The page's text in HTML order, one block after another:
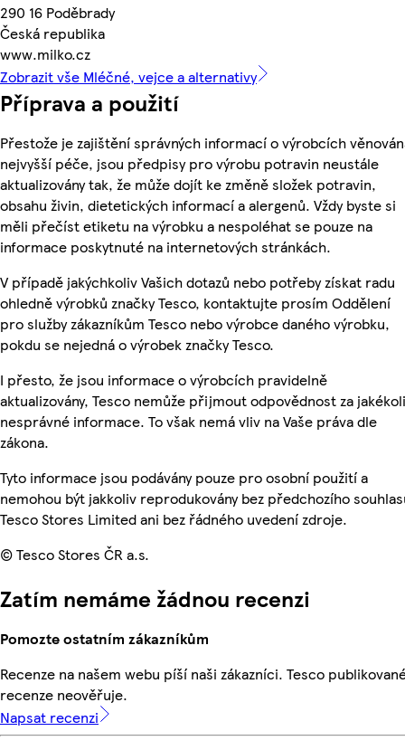
290 16 Poděbrady
Česká republika
www.milko.cz
Zobrazit vše Mléčné, vejce a alternativy
Příprava a použití
Přestože je zajištění správných informací o výrobcích
nejvyšší péče, jsou předpisy pro výrobu potravin neustále
aktualizovány tak, že může dojít ke změně složek potravin,
obsahu živin, dietetických informací a alergenů. Vždy byste si
měli přečíst etiketu na výrobku a nespoléhat se pouze na
informace poskytnuté na internetových stránkách.
V případě jakýchkoliv Vašich dotazů nebo potřeby získat radu
ohledně výrobků značky Tesco, kontaktujte prosím Oddělení
pro služby zákazníkům Tesco nebo výrobce daného výrobku,
pokdu se nejedná o výrobek značky Tesco.
I přesto, že jsou informace o výrobcích pravidelně
aktualizovány, Tesco nemůže přijmout odpovědnost za
nesprávné informace. To však nemá vliv na Vaše práva dle
zákona.
Tyto informace jsou podávány pouze pro osobní použití a
nemohou být jakkoliv reprodukovány bez předchozího
Tesco Stores Limited ani bez řádného uvedení zdroje.
© Tesco Stores ČR a.s.
Zatím nemáme žádnou recenzi
Pomozte ostatním zákazníkům
Recenze na našem webu píší naši zákazníci. Tesco
recenze neověřuje.
Napsat recenzi